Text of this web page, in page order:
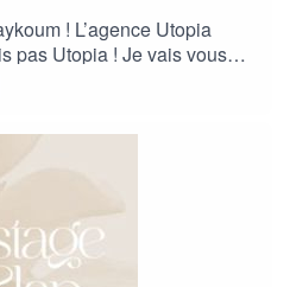
! L’agence Utopia
pas Utopia ! Je vais vous
nouvelle inattendue un
basculer.Ce qui aurait pu
transformé en une
être jamais osé…